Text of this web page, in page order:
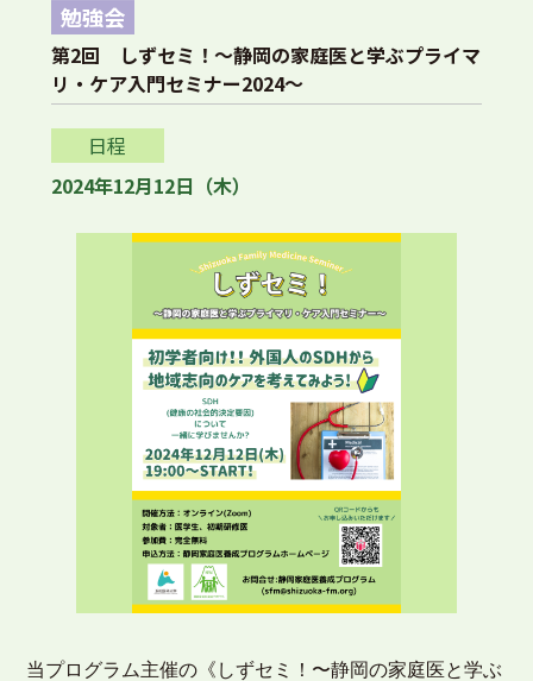
勉強会
第2回 しずセミ！～静岡の家庭医と学ぶプライマ
リ・ケア入門セミナー2024～
日程
2024年12月12日（木）
当プログラム主催の《しずセミ！〜静岡の家庭医と学ぶ